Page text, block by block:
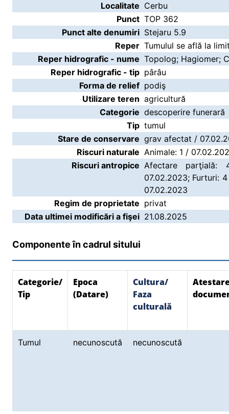
Localitate Cerbu
Punct TOP 362
Punct alte denumiri Stejaru 5.9
Reper Tumulul se află la
Reper hidrografic - nume Topolog; Hagiomer;
Reper hidrografic - tip pârâu
Forma de relief podiş
Utilizare teren agricultură
Categorie descoperire funerară
Tip tumul
Stare de conservare grav afectat /
Riscuri naturale Animale: 1 /
Riscuri antropice Afectare parţială:
07.02.2023; Furturi:
07.02.2023
Regim de proprietate privat
Data ultimei modificări a fişei 21.08.2025
Componente în cadrul sitului
Categorie/
Tip
Epoca
(Datare)
Cultura/
Faza
culturală
Tumul necunoscută necunoscută